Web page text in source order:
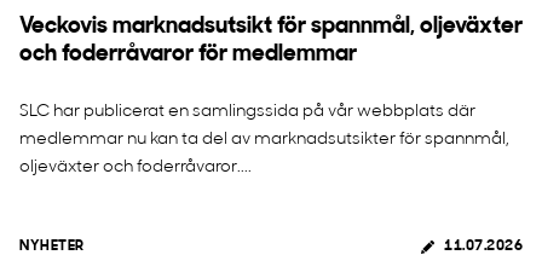
Veckovis marknadsutsikt för spannmål, oljeväxter
och foderråvaror för medlemmar
SLC har publicerat en samlingssida på vår webbplats där
medlemmar nu kan ta del av marknadsutsikter för spannmål,
oljeväxter och foderråvaror....
NYHETER 11.07.2026